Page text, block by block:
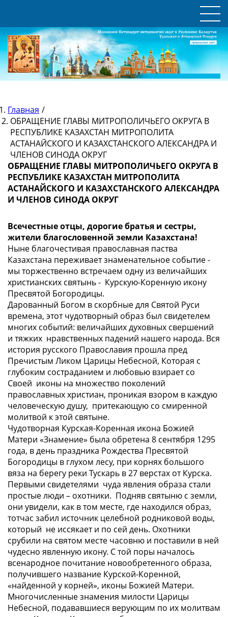
Главная /
ОБРАЩЕНИЕ ГЛАВЫ МИТРОПОЛИЧЬЕГО ОКРУГА В
РЕСПУБЛИКЕ КАЗАХСТАН МИТРОПОЛИТА
АСТАНАЙСКОГО И КАЗАХСТАНСКОГО АЛЕКСАНДРА И
ЧЛЕНОВ СИНОДА ОКРУГ
ОБРАЩЕНИЕ ГЛАВЫ МИТРОПОЛИЧЬЕГО ОКРУГА В
РЕСПУБЛИКЕ КАЗАХСТАН МИТРОПОЛИТА
АСТАНАЙСКОГО И КАЗАХСТАНСКОГО АЛЕКСАНДРА
И ЧЛЕНОВ СИНОДА ОКРУГ
Всечестные отцы, дорогие братья и сестры,
жители благословенной земли Казахстана!
Ныне благочестивая православная паства
Казахстана переживает знаменательное событие -
мы торжественно встречаем одну из величайших
христианских святынь - Курскую-Коренную икону
Пресвятой Богородицы.
Дарованный Богом в скорбные для Святой Руси
времена, этот чудотворный образ был свидетелем
многих событий: величайших духовных свершений
и тяжких нравственных падений нашего народа. Вся
история русского Православия прошла пред
Пречистым Ликом Царицы Небесной, Которая с
глубоким состраданием и любовью взирает со
Своей иконы на множество поколений
православных христиан, проникая взором в каждую
человеческую душу, притекающую со смиренной
молитвой к этой святыне.
Чудотворная Курская-Коренная икона Божией
Матери «Знамение» была обретена 8 сентября 1295
года, в день праздника Рождества Пресвятой
Богородицы в глухом лесу, при корнях большого
вяза на берегу реки Тускарь в 27 верстах от Курска.
Первыми свидетелями чуда явления образа стали
простые люди – охотники. Подняв святыню с земли,
они увидели, как в том месте, где находился образ,
тотчас забил источник целебной родниковой воды,
который не иссякает и по сей день. Охотники
срубили на святом месте часовню и поставили в ней
чудесно явленную икону. С той поры началось
всенародное почитание новообретенного образа,
получившего название Курской-Коренной,
«найденной у корней», иконы Божией Матери.
Многочисленные знамения милости Царицы
Небесной, подававшиеся верующим по их молитвам